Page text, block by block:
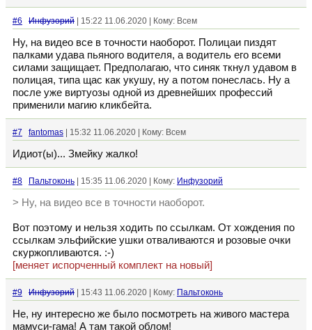
#6 Инфузорий | 15:22 11.06.2020 | Кому: Всем
Ну, на видео все в точности наоборот. Полицаи пиздят
палками удава пьяного водителя, а водитель его всеми
силами защищает. Предполагаю, что синяк ткнул удавом в
полицая, типа щас как укушу, ну а потом понеслась. Ну а
после уже виртуозы одной из древнейших профессий
применили магию кликбейта.
#7 fantomas | 15:32 11.06.2020 | Кому: Всем
Идиот(ы)... Змейку жалко!
#8 Пальтоконь | 15:35 11.06.2020 | Кому: Инфузорий
> Ну, на видео все в точности наоборот.
Вот поэтому и нельзя ходить по ссылкам. От хождения по
ссылкам эльфийские ушки отваливаются и розовые очки
скуржопливаются. :-)
[меняет испорченный комплект на новый]
#9 Инфузорий | 15:43 11.06.2020 | Кому: Пальтоконь
Не, ну интересно же было посмотреть на живого мастера
мамуси-гама! А там такой облом!